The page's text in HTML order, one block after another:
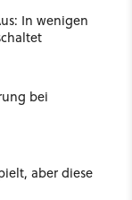
In wenigen
bei
aber diese